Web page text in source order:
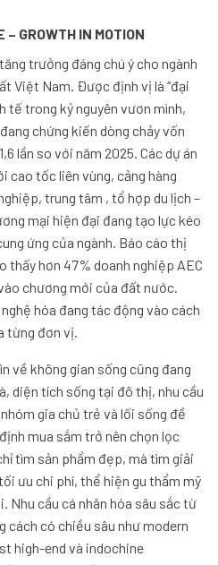
GROWTH IN MOTION
trưởng đáng chú ý cho ngành
Việt Nam. Được định vị là “đại
tế trong kỷ nguyên vươn mình,
chứng kiến dòng chảy vốn
lần so với năm 2025. Các dự án
cao tốc liên vùng, cảng hàng
trung tâm , tổ hợp du lịch –
mại hiện đại đang tạo lực kéo
ứng của ngành. Báo cáo thị
thấy hơn 47% doanh nghiệp AEC
chương mới của đất nước.
hóa đang tác động vào cách
từng đơn vị.
về không gian sống cũng đang
diện tích sống tại đô thị, nhu cầu
gia chủ trẻ và lối sống đề
mua sắm trở nên chọn lọc
tìm sản phẩm đẹp, mà tìm giải
ưu chi phí, thể hiện gu thẩm mỹ
Nhu cầu cá nhân hóa sâu sắc từ
cách có chiều sâu như modern
high-end và indochine